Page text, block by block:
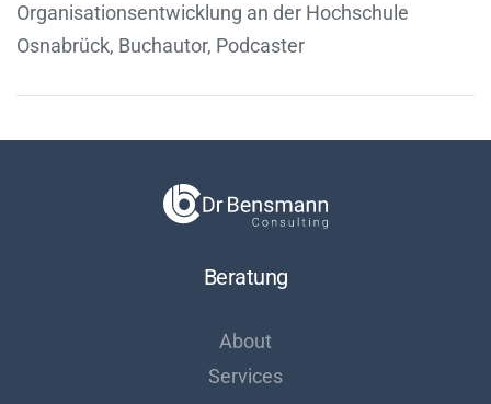
Organisationsentwicklung an der Hochschule
Osnabrück, Buchautor, Podcaster
Beratung
About
Services